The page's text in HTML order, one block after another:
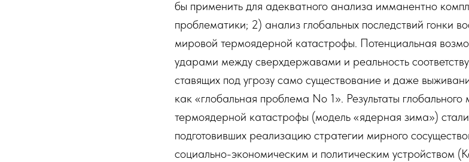
бы применить для адекватного анализа имманентно
проблематики; 2) анализ глобальных последствий гонки
мировой термоядерной катастрофы. Потенциальная
ударами между сверхдержавами и реальность
ставящих под угрозу само существование и даже
как «глобальная проблема No 1». Результаты
термоядерной катастрофы (модель «ядерная зима»)
подготовивших реализацию стратегии мирного
социально-экономическим и политическим устройством